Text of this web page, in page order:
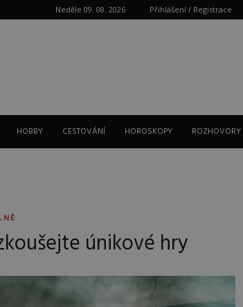
Neděle 09. 08. 2026 Přihlášení / Registrace
HOBBY CESTOVÁNÍ HOROSKOPY ROZHOVORY
únikové hry